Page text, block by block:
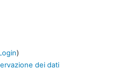
)
dei dati